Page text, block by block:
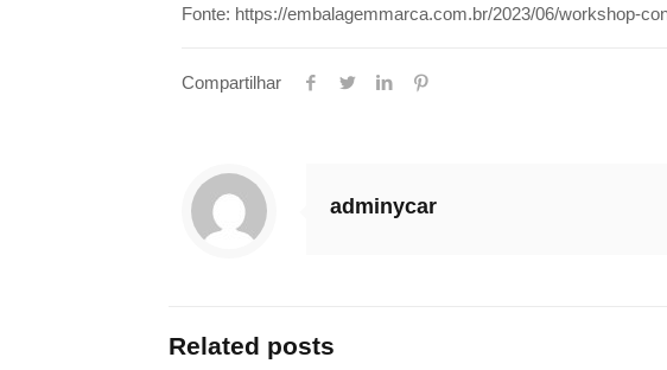
Fonte: https://embalagemmarca.com.br/2023/06/workshop-
Compartilhar
adminycar
Related posts